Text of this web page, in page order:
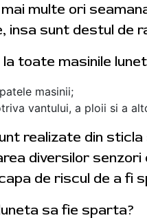
multe ori
insa sunt destul de
toate masinile
masinii;
vantului, a ploii si a
realizate din
diversilor
de riscul de a fi
sa fie sparta?